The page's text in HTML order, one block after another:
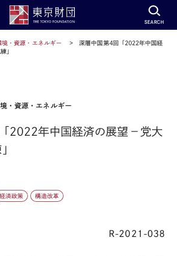
SEARCH
境・資源・エネルギー
深層中国第4回「2022年中国経
」
・資源・エネルギー
2022年中国経済の展望－党大
経済政策 構造改革
R-2021-038